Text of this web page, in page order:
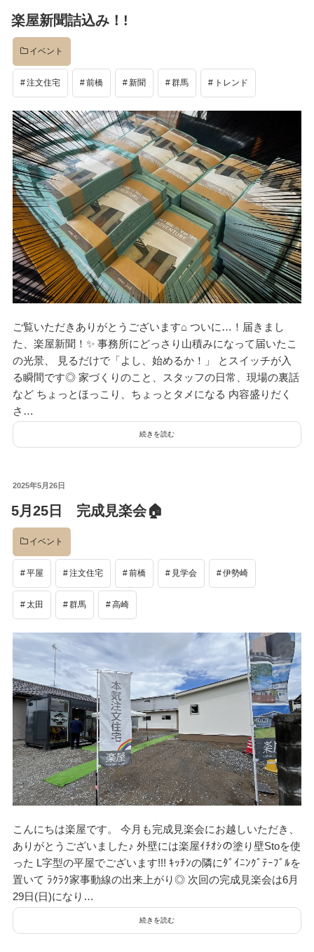
日:
楽屋新聞詰込み！!
イベント
注文住宅 前橋 新聞 群馬 トレンド
ご覧いただきありがとうございます⌂ ついに…！届きまし
た、楽屋新聞！✨ 事務所にどっさり山積みになって届いたこ
の光景、 見るだけで「よし、始めるか！」 とスイッチが入
る瞬間です◎ 家づくりのこと、スタッフの日常、現場の裏話
など ちょっとほっこり、ちょっとタメになる 内容盛りだく
さ…
続きを読む
投
日:
2025年5月26日
5月25日 完成見楽会🏠
イベント
平屋 注文住宅 前橋 見学会 伊勢崎
太田 群馬 高崎
こんにちは楽屋です。 今月も完成見楽会にお越しいただき、
ありがとうございました♪ 外壁には楽屋ｲﾁｵｼの塗り壁Stoを使
った L字型の平屋でございます!!! ｷｯﾁﾝの隣にﾀﾞｲﾆﾝｸﾞﾃｰﾌﾞﾙを
置いて ﾗｸﾗｸ家事動線の出来上がり◎ 次回の完成見楽会は6月
29日(日)になり…
続きを読む